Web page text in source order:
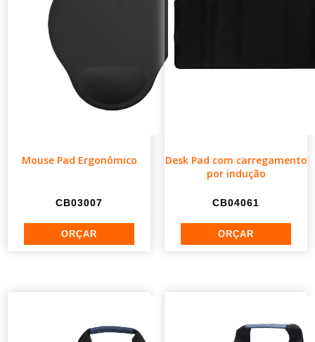
Mouse Pad Ergonômico
CB03007
Desk Pad com carregamento
por indução
CB04061